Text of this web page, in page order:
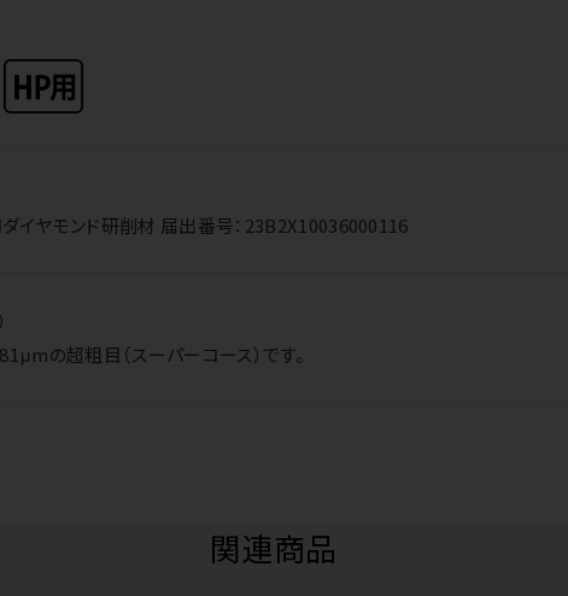
イヤモンド研削材 届出番号：23B2X10036000116
の超粗目（スーパーコース）です。
関連商品